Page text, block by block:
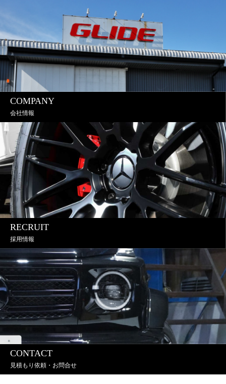
COMPANY
会社情報
RECRUIT
採用情報
CONTACT
見積もり依頼・お問合せ